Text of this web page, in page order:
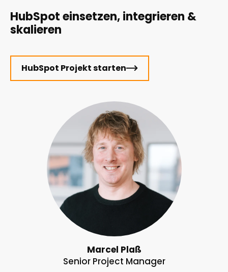
HubSpot einsetzen, integrieren &
skalieren
HubSpot Projekt starten
Marcel Plaß
Senior Project Manager